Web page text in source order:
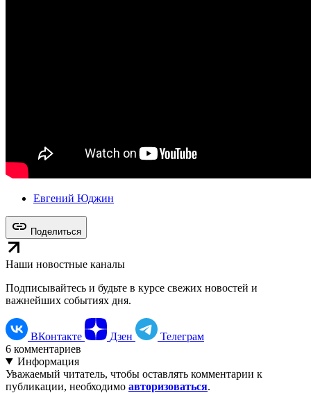
Евгений Юджин
Поделиться
Наши новостные каналы
Подписывайтесь и будьте в курсе свежих новостей и
важнейших событиях дня.
ВКонтакте Дзен
Телеграм
6 комментариев
Информация
Уважаемый читатель, чтобы оставлять комментарии к
публикации, необходимо авторизоваться.